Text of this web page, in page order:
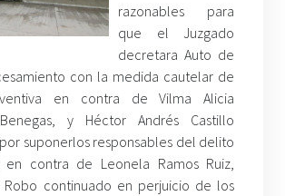
razonables para
que el Juzgado
decretara Auto de
con la medida cautelar de
en contra de Vilma Alicia
y Héctor Andrés Castillo
suponerlos responsables del delito
contra de Leonela Ramos Ruiz,
Robo continuado en perjuicio de los